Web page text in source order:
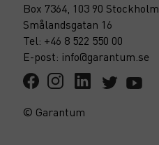
Box 7364, 103 90 Stockholm
Smålandsgatan 16
Tel: +46 8 522 550 00
E-post: info@garantum.se
© Garantum